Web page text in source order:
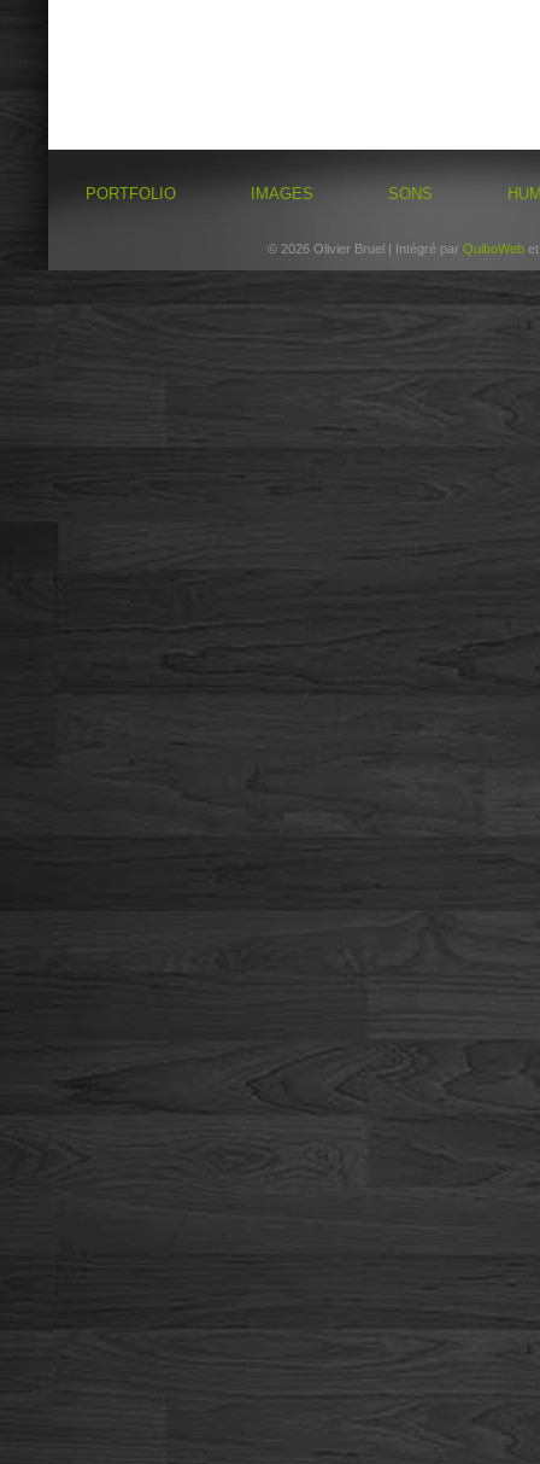
PORTFOLIO IMAGES SONS
© 2026 Olivier Bruel | Intégré par QuiboWeb